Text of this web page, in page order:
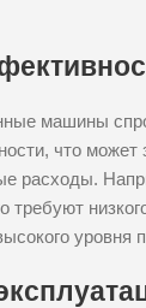
машины
что может
расходы.
требуют
уровня